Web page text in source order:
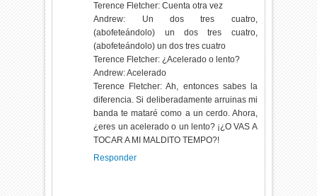
Terence Fletcher: Cuenta otra vez
Andrew: Un dos tres cuatro,
(abofeteándolo) un dos tres cuatro,
(abofeteándolo) un dos tres cuatro
Terence Fletcher: ¿Acelerado o lento?
Andrew: Acelerado
Terence Fletcher: Ah, entonces sabes la
diferencia. Si deliberadamente arruinas mi
banda te mataré como a un cerdo. Ahora,
¿eres un acelerado o un lento? ¡¿O VAS A
TOCAR A MI MALDITO TEMPO?!
Responder